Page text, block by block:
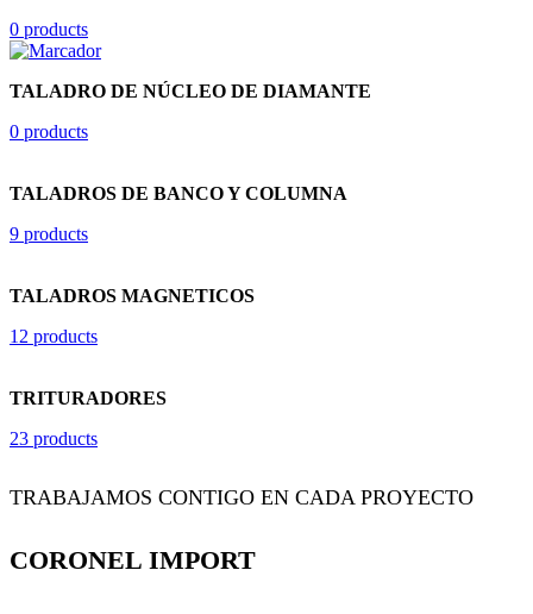
0 products
TALADRO DE NÚCLEO DE DIAMANTE
0 products
TALADROS DE BANCO Y COLUMNA
9 products
TALADROS MAGNETICOS
12 products
TRITURADORES
23 products
TRABAJAMOS CONTIGO EN CADA PROYECTO
CORONEL IMPORT